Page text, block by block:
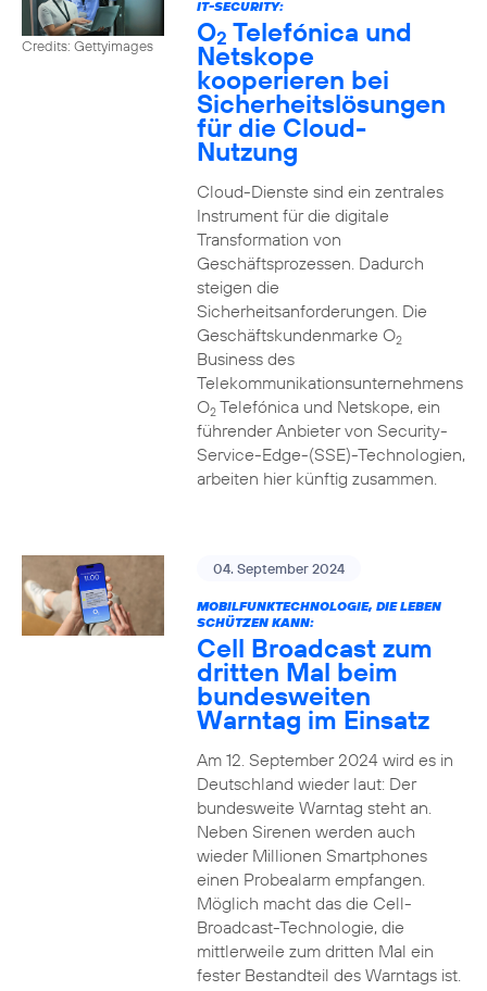
Credits: Gettyimages
IT-SECURITY:
O2 Telefónica und
Netskope
kooperieren bei
Sicherheitslösungen
für die Cloud-
Nutzung
Cloud-Dienste sind ein zentrales
Instrument für die digitale
Transformation von
Geschäftsprozessen. Dadurch
steigen die
Sicherheitsanforderungen. Die
Geschäftskundenmarke O2
Business des
Telekommunikationsunternehmens
O2Telefónica und Netskope, ein
führender Anbieter von Security-
Service-Edge-(SSE)-Technologien,
arbeiten hier künftig zusammen.
04. September 2024
MOBILFUNKTECHNOLOGIE, DIE LEBEN
SCHÜTZEN KANN:
Cell Broadcast zum
dritten Mal beim
bundesweiten
Warntag im Einsatz
Am 12. September 2024 wird es in
Deutschland wieder laut: Der
bundesweite Warntag steht an.
Neben Sirenen werden auch
wieder Millionen Smartphones
einen Probealarm empfangen.
Möglich macht das die Cell-
Broadcast-Technologie, die
mittlerweile zum dritten Mal ein
fester Bestandteil des Warntags ist.